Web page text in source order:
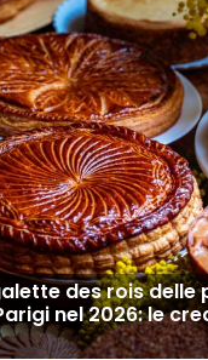
des rois delle
nel 2026: le